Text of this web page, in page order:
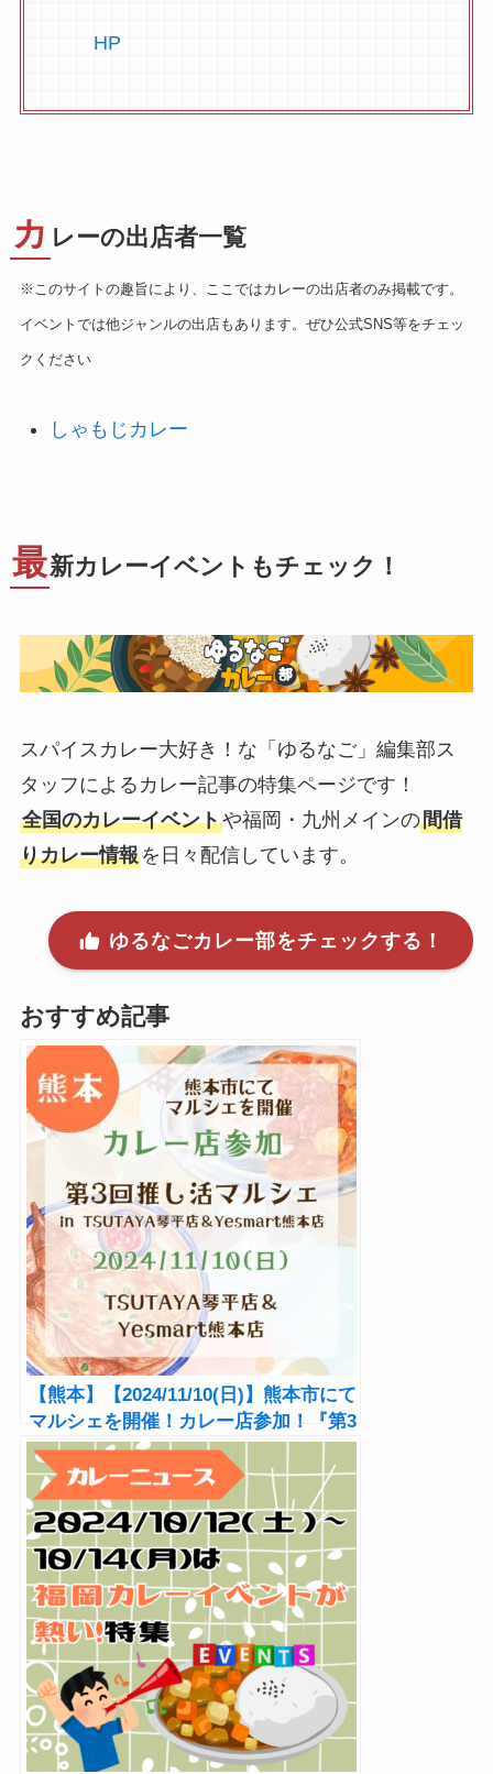
HP
カ レーの出店者一覧
※このサイトの趣旨により、ここではカレーの出店者のみ掲載です。
イベントでは他ジャンルの出店もあります。ぜひ公式SNS等をチェッ
クください
しゃもじカレー
最新カレーイベントもチェック！
スパイスカレー大好き！な「ゆるなご」編集部ス
タッフによるカレー記事の特集ページです！
全国のカレーイベントや福岡・九州メインの間借
りカレー情報を日々配信しています。
ゆるなごカレー部をチェックする！
おすすめ記事
【熊本】【2024/11/10(日)】熊本市にて
マルシェを開催！カレー店参加！『第3
回推し活マルシェ in TSUTAYA琴平店
＆Yesmart熊本店』★